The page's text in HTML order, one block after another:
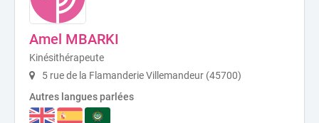
Amel MBARKI
Kinésithérapeute
5 rue de la Flamanderie Villemandeur (45700)
Autres langues parlées